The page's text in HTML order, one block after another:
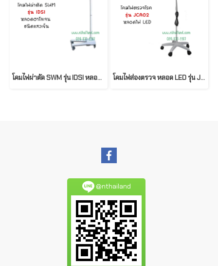
โคมไฟผ่าตัด SWM รุ่น IDSI หลอดฮาโลเจน ชนิดแสงเย็น โคมไฟส่องตรวจ หลอด LED รุ่น JSF-JCA02
@nthailand